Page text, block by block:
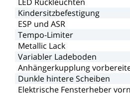
Kindersitzbefestigung
ESP und ASR
Tempo-Limiter
Metallic Lack
Variabler Ladeboden
Anhängerkupplung
Dunkle hintereScheiben
Elektrische Fensterheber